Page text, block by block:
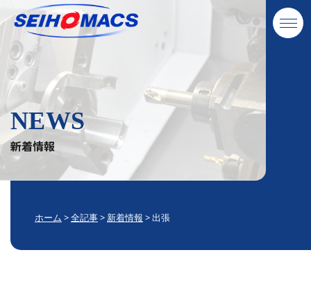
NEWS
新着情報
ホーム >全記事> 新着情報 >出張